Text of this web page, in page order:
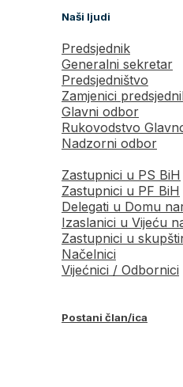
Naši ljudi
Predsjednik
Generalni sekretar
Predsjedništvo
Zamjenici
Glavni odbor
Rukovodstvo
Nadzorni odbor
Zastupnici u PS BiH
Zastupnici u PF BiH
Delegati u Domu
Izaslanici u Vijeću
Zastupnici u
Načelnici
Vijećnici / Odbornici
Postani član/ica